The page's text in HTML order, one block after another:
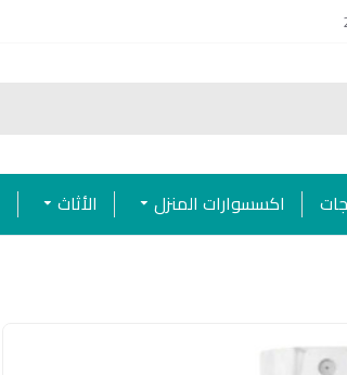
اكسسوارات المنزل الأثاث